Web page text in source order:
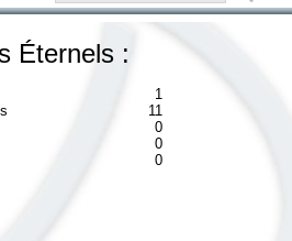
Éternels :
1
11
0
0
0